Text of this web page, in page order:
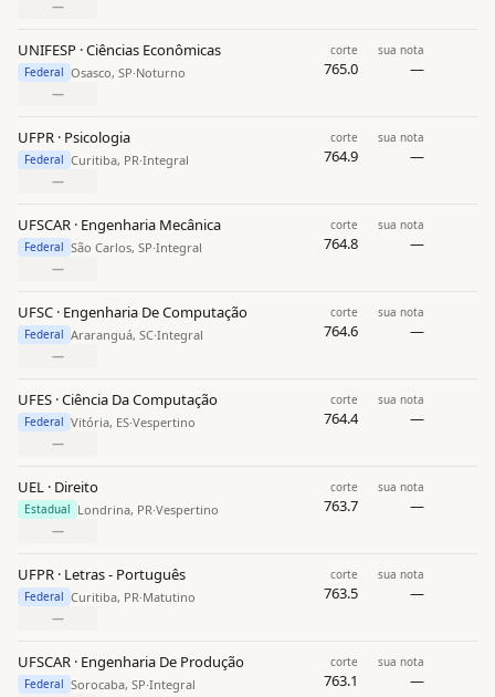
—
UNIFESP · Ciências Econômicas
Federal Osasco, SP·Noturno
corte
765.0
sua nota
—
—
UFPR · Psicologia
Federal Curitiba, PR·Integral
corte
764.9
sua nota
—
—
UFSCAR · Engenharia Mecânica
Federal São Carlos, SP·Integral
corte
764.8
sua nota
—
—
UFSC · Engenharia De Computação
Federal Araranguá, SC·Integral
corte
764.6
sua nota
—
—
UFES · Ciência Da Computação
Federal Vitória, ES·Vespertino
corte
764.4
sua nota
—
—
UEL · Direito
Estadual Londrina, PR·Vespertino
corte
763.7
sua nota
—
—
UFPR · Letras - Português
Federal Curitiba, PR·Matutino
corte
763.5
sua nota
—
—
UFSCAR · Engenharia De Produção
Federal Sorocaba, SP·Integral
corte
763.1
sua nota
—